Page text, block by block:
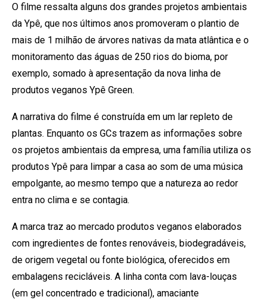
O filme ressalta alguns dos grandes projetos ambientais
da Ypê, que nos últimos anos promoveram o plantio de
mais de 1 milhão de árvores nativas da mata atlântica e o
monitoramento das águas de 250 rios do bioma, por
exemplo, somado à apresentação da nova linha de
produtos veganos Ypê Green.
A narrativa do filme é construída em um lar repleto de
plantas. Enquanto os GCs trazem as informações sobre
os projetos ambientais da empresa, uma família utiliza os
produtos Ypê para limpar a casa ao som de uma música
empolgante, ao mesmo tempo que a natureza ao redor
entra no clima e se contagia.
A marca traz ao mercado produtos veganos elaborados
com ingredientes de fontes renováveis, biodegradáveis,
de origem vegetal ou fonte biológica, oferecidos em
embalagens recicláveis. A linha conta com lava-louças
(em gel concentrado e tradicional), amaciante